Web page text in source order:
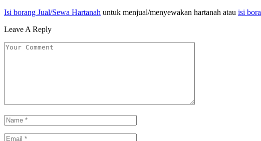
Isi borang Jual/Sewa Hartanah untuk menjual/menyewakan hartanah atau isi
Leave A Reply